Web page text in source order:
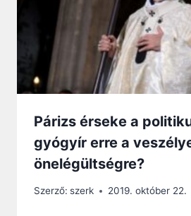
Párizs érseke a
gyógyír erre a
önelégültségre?
Szerző: szerk 2019. október 22.